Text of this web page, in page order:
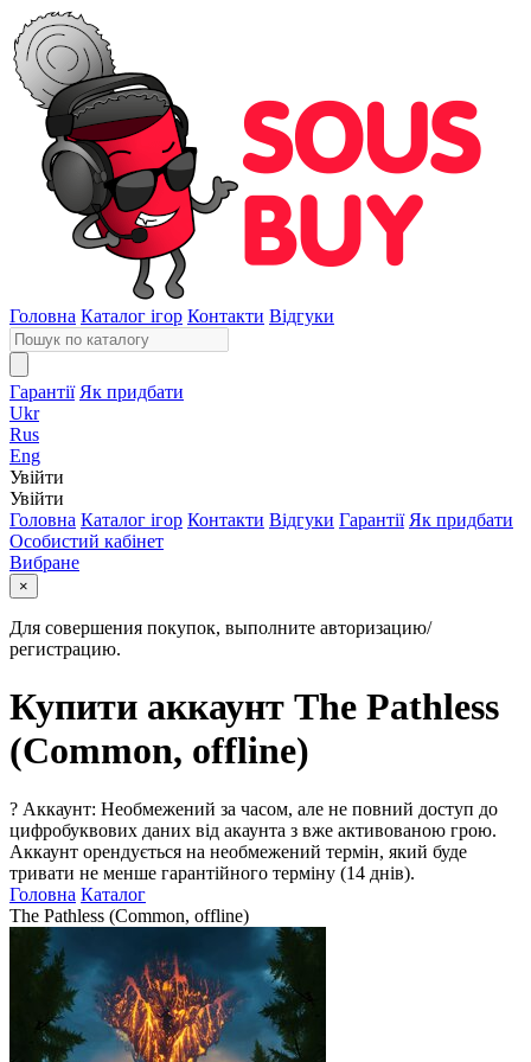
Головна Каталог ігор Контакти Відгуки
Гарантії Як придбати
Ukr
Rus
Eng
Увійти
Увійти
Головна Каталог ігор Контакти Відгуки Гарантії Як придбати
Особистий кабінет
Вибране
×
Для совершения покупок, выполните авторизацию/
регистрацию.
Купити аккаунт The Pathless
(Common, offline)
? Аккаунт: Необмежений за часом, але не повний доступ до
цифробуквових даних від акаунта з вже активованою грою.
Аккаунт орендується на необмежений термін, який буде
тривати не менше гарантійного терміну (14 днів).
Головна Каталог
The Pathless (Common, offline)